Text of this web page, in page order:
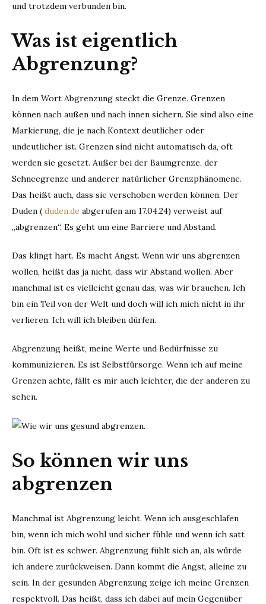
und trotzdem verbunden bin.
Was ist eigentlich
Abgrenzung?
In dem Wort Abgrenzung steckt die Grenze. Grenzen
können nach außen und nach innen sichern. Sie sind also eine
Markierung, die je nach Kontext deutlicher oder
undeutlicher ist. Grenzen sind nicht automatisch da, oft
werden sie gesetzt. Außer bei der Baumgrenze, der
Schneegrenze und anderer natürlicher Grenzphänomene.
Das heißt auch, dass sie verschoben werden können. Der
Duden ( duden.de abgerufen am 17.04.24) verweist auf
„abgrenzen“. Es geht um eine Barriere und Abstand.
Das klingt hart. Es macht Angst. Wenn wir uns abgrenzen
wollen, heißt das ja nicht, dass wir Abstand wollen. Aber
manchmal ist es vielleicht genau das, was wir brauchen. Ich
bin ein Teil von der Welt und doch will ich mich nicht in ihr
verlieren. Ich will ich bleiben dürfen.
Abgrenzung heißt, meine Werte und Bedürfnisse zu
kommunizieren. Es ist Selbstfürsorge. Wenn ich auf meine
Grenzen achte, fällt es mir auch leichter, die der anderen zu
sehen.
So können wir uns
abgrenzen
Manchmal ist Abgrenzung leicht. Wenn ich ausgeschlafen
bin, wenn ich mich wohl und sicher fühle und wenn ich satt
bin. Oft ist es schwer. Abgrenzung fühlt sich an, als würde
ich andere zurückweisen. Dann kommt die Angst, alleine zu
sein. In der gesunden Abgrenzung zeige ich meine Grenzen
respektvoll. Das heißt, dass ich dabei auf mein Gegenüber